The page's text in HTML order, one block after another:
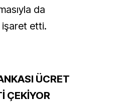
da
etti.
ÜCRET
ÇEKİYOR